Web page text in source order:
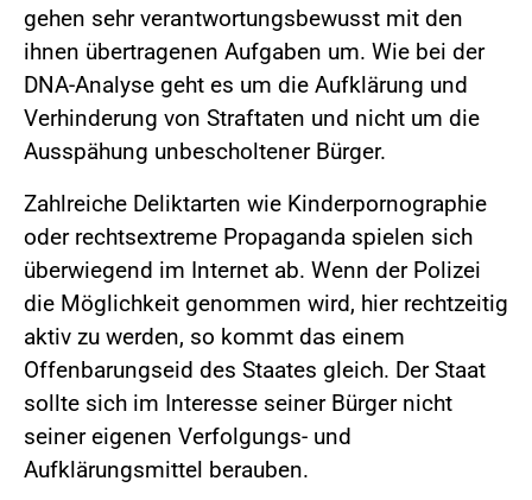
gehen sehr verantwortungsbewusst mit den
ihnen übertragenen Aufgaben um. Wie bei der
DNA-Analyse geht es um die Aufklärung und
Verhinderung von Straftaten und nicht um die
Ausspähung unbescholtener Bürger.
Zahlreiche Deliktarten wie Kinderpornographie
oder rechtsextreme Propaganda spielen sich
überwiegend im Internet ab. Wenn der Polizei
die Möglichkeit genommen wird, hier rechtzeitig
aktiv zu werden, so kommt das einem
Offenbarungseid des Staates gleich. Der Staat
sollte sich im Interesse seiner Bürger nicht
seiner eigenen Verfolgungs- und
Aufklärungsmittel berauben.